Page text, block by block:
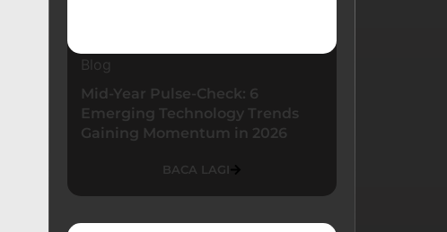
Blog
Mid-Year Pulse-Check: 6
Emerging Technology Trends
Gaining Momentum in 2026
BACA LAGI